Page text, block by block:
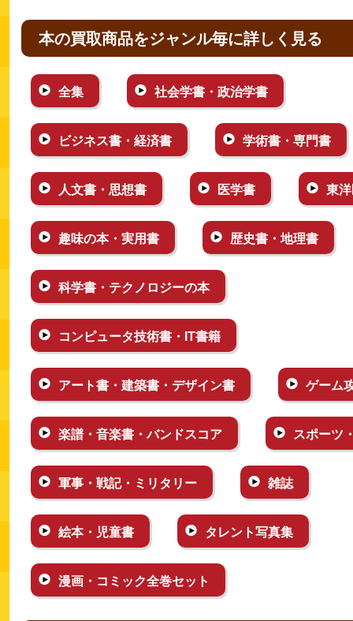
本の買取商品をジャンル毎に詳しく見る
全集 社会学書・政治学書
ビジネス書・経済書 学術書・専門書
人文書・思想書 医学書 東
趣味の本・実用書 歴史書・地理書
科学書・テクノロジーの本
コンピュータ技術書・IT書籍
アート書・建築書・デザイン書 ゲーム
楽譜・音楽書・バンドスコア スポーツ
軍事・戦記・ミリタリー 雑誌
絵本・児童書 タレント写真集
漫画・コミック全巻セット